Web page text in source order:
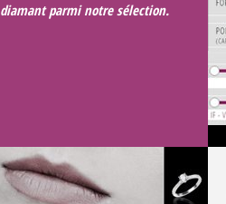
diamant parmi notre sélection.